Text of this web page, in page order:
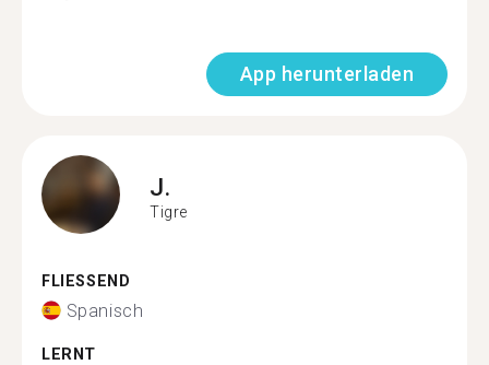
App herunterladen
J.
Tigre
FLIESSEND
Spanisch
LERNT